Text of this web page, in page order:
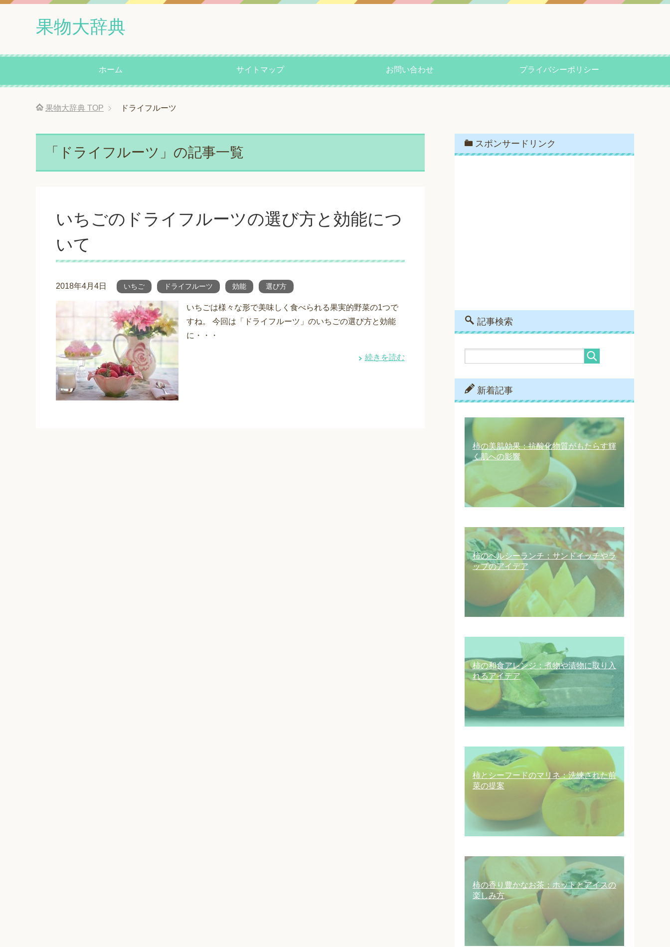
果物大辞典
ホーム サイトマップ お問い合わせ プライバシーポリシー
果物大辞典 TOP ドライフルーツ
「ドライフルーツ」の記事一覧
いちごのドライフルーツの選び方と効能につ
いて
2018年4月4日 いちご ドライフルーツ 効能 選び方
いちごは様々な形で美味しく食べられる果実的野菜の1つで
すね。 今回は「ドライフルーツ」のいちごの選び方と効能
に・・・
続きを読む
スポンサードリンク
記事検索
新着記事
柿の美肌効果：抗酸化物質がもたらす輝
く肌への影響
柿のヘルシーランチ：サンドイッチやラ
ップのアイデア
柿の和食アレンジ：煮物や漬物に取り入
れるアイデア
柿とシーフードのマリネ：洗練された前
菜の提案
柿の香り豊かなお茶：ホットとアイスの
楽しみ方